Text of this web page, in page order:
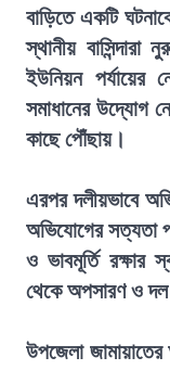
বাড়িতে একটি
স্থানীয়
ইউনিয়ন পর্যায়ের
সমাধানের উদ্যোগ
কাছে পৌঁছায়।
এরপর দলীয়ভাবে
অভিযোগের সত্যতা
ও ভাবমূর্তি রক্ষার
থেকে অপসারণ ও দল
উপজেলা